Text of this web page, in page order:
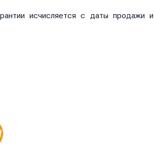
исчисляется с даты продажи и